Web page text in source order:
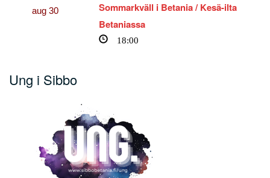
aug 30
Sommarkväll i Betania / Kesä-ilta
Betaniassa
18:00
Ung i Sibbo